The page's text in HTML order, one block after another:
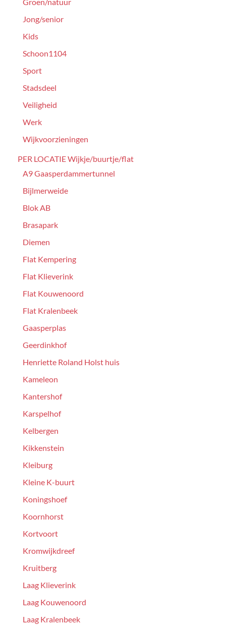
Jong/senior
Kids
Schoon1104
Sport
Stadsdeel
Veiligheid
Werk
Wijkvoorzieningen
PER LOCATIE Wijkje/buurtje/flat
A9 Gaasperdammertunnel
Bijlmerweide
Blok AB
Brasapark
Diemen
Flat Kempering
Flat Klieverink
Flat Kouwenoord
Flat Kralenbeek
Gaasperplas
Geerdinkhof
Henriette Roland Holst huis
Kameleon
Kantershof
Karspelhof
Kelbergen
Kikkenstein
Kleiburg
Kleine K-buurt
Koningshoef
Koornhorst
Kortvoort
Kromwijkdreef
Kruitberg
Laag Klieverink
Laag Kouwenoord
Laag Kralenbeek